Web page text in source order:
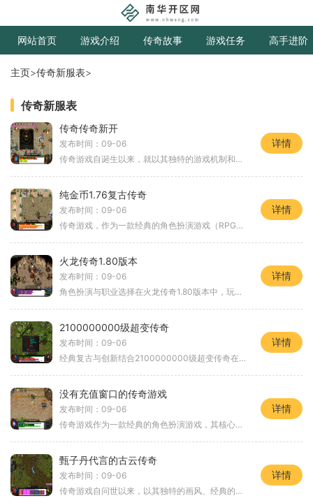
网站首页 游戏介绍 传奇故事 游戏任务 高手进阶
主页>传奇新服表>
传奇新服表
传奇传奇新开
发布时间：09-06
传奇游戏自诞生以来，就以其独特的游戏机制和丰富的社交系统而受到玩家的热爱。玩家不仅可以选择不同的职业角色，还可以通过打怪、完成任务、参与PK等方式与其他玩家互动。在传奇传奇新开中，这种魅力得到了进一步的延续和提升。角色扮演的乐趣在传奇传奇新
详情
纯金币1.76复古传奇
发布时间：09-06
传奇游戏，作为一款经典的角色扮演游戏（RPG），其魅力在于丰富的游戏内容与社交元素。玩家在游戏中不仅要完成各种任务、打怪升级，还可以与其他玩家互动，组成团队，共同挑战强敌。在纯金币1.76复古传奇中，玩家可以选择不同的职业，包括战士、法师和
详情
火龙传奇1.80版本
发布时间：09-06
角色扮演与职业选择在火龙传奇1.80版本中，玩家将进入一个充满魔幻色彩的世界。游戏中有三个主要职业可供选择：战士、法师和道士。每个职业都有其独特的技能和玩法，玩家可以根据个人喜好选择。战士：以强大的近战攻击和高生命值著称，适合喜欢正面战斗的
详情
2100000000级超变传奇
发布时间：09-06
经典复古与创新结合2100000000级超变传奇在保持经典的基础上，加入了全新的元素。游戏依然采用了原版传奇的基础设定，玩家可以选择战士、法师、道士三大职业，每个职业都有其独特的技能与玩法。游戏的画面也经过了优化，经典的场景和人物在保留原汁
详情
没有充值窗口的传奇游戏
发布时间：09-06
传奇游戏作为一款经典的角色扮演游戏，其核心玩法主要包括以下几个方面角色创建与职业选择：玩家可以选择不同的职业，如战士、法师和道士等，每个职业都有独特的技能和特点。玩家在创建角色时，可以根据自己的喜好选择合适的职业，决定游戏的起步方向。刷经验
详情
甄子丹代言的古云传奇
发布时间：09-06
传奇游戏自问世以来，以其独特的画风、经典的角色扮演系统和丰富的游戏内容，赢得了无数玩家的喜爱。游戏中，玩家可以选择不同的职业，例如战士、法师和道士，每个职业都有其独特的技能和玩法，使得玩家在探索和战斗中能体验到多样化的乐趣。在古云传奇中，玩
详情